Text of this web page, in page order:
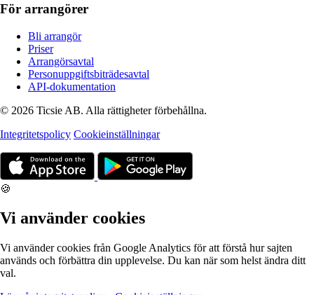
För arrangörer
Bli arrangör
Priser
Arrangörsavtal
Personuppgiftsbiträdesavtal
API-dokumentation
© 2026 Ticsie AB. Alla rättigheter förbehållna.
Integritetspolicy Cookieinställningar
🍪
Vi använder cookies
Vi använder cookies från Google Analytics för att förstå hur sajten
används och förbättra din upplevelse. Du kan när som helst ändra ditt
val.